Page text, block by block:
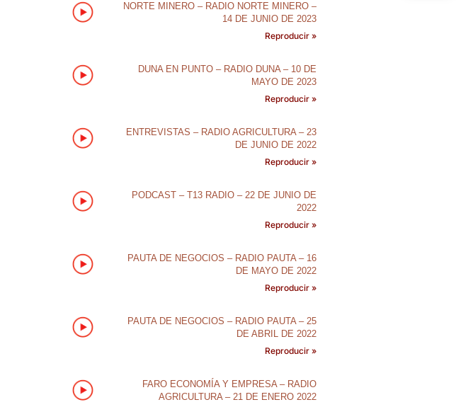
arriba/abajo
para
aumentar
disminuir
NORTE MINERO – RADIO NORTE MINERO –
14 DE JUNIO DE 2023
Reproducir »
DUNA EN PUNTO – RADIO DUNA – 10 DE
MAYO DE 2023
Reproducir »
ENTREVISTAS – RADIO AGRICULTURA – 23
DE JUNIO DE 2022
Reproducir »
PODCAST – T13 RADIO – 22 DE JUNIO DE
2022
Reproducir »
PAUTA DE NEGOCIOS – RADIO PAUTA – 16
DE MAYO DE 2022
Reproducir »
PAUTA DE NEGOCIOS – RADIO PAUTA – 25
DE ABRIL DE 2022
Reproducir »
FARO ECONOMÍA Y EMPRESA – RADIO
AGRICULTURA – 21 DE ENERO 2022